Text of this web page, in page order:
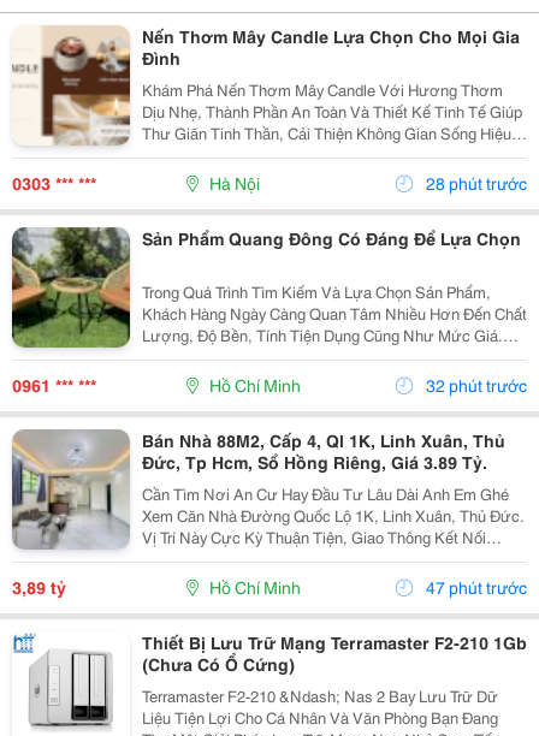
Nến Thơm Mây Candle Lựa Chọn Cho Mọi Gia
Đình
Khám Phá Nến Thơm Mây Candle Với Hương Thơm
Dịu Nhẹ, Thành Phần An Toàn Và Thiết Kế Tinh Tế Giúp
Thư Giãn Tinh Thần, Cải Thiện Không Gian Sống Hiệu
Quả. Nến Thơm Mây Candle &Ndash; Giải Pháp Thư
Giãn Cho Cuộc Sống Hiện Đại Trong Cuộc Sống Hiện...
0303 *** *** Hà Nội 28 phút trước
Sản Phẩm Quang Đông Có Đáng Để Lựa Chọn
Trong Quá Trình Tìm Kiếm Và Lựa Chọn Sản Phẩm,
Khách Hàng Ngày Càng Quan Tâm Nhiều Hơn Đến Chất
Lượng, Độ Bền, Tính Tiện Dụng Cũng Như Mức Giá.
Thay Vì Chỉ Dựa Vào Quảng Cáo Hoặc Thông Tin Từ
Người Bán, Nhiều Người Có Xu Hướng Tìm Hiểu Thêm
Thông Tin...
0961 *** *** Hồ Chí Minh 32 phút trước
Bán Nhà 88M2, Cấp 4, Ql 1K, Linh Xuân, Thủ
Đức, Tp Hcm, Sổ Hồng Riêng, Giá 3.89 Tỷ.
Cần Tìm Nơi An Cư Hay Đầu Tư Lâu Dài Anh Em Ghé
Xem Căn Nhà Đường Quốc Lộ 1K, Linh Xuân, Thủ Đức.
Vị Trí Này Cực Kỳ Thuận Tiện, Giao Thông Kết Nối
Nhanh Chóng, Cực Kỳ Phù Hợp Cho Khách Mua Để Giữ
Tài Sản Hoặc Cho Thuê Đều Rất Ổn Định. Thông Tin...
3,89 tỷ Hồ Chí Minh 47 phút trước
Thiết Bị Lưu Trữ Mạng Terramaster F2-210 1Gb
(Chưa Có Ổ Cứng)
Terramaster F2-210 &Ndash; Nas 2 Bay Lưu Trữ Dữ
Liệu Tiện Lợi Cho Cá Nhân Và Văn Phòng Bạn Đang